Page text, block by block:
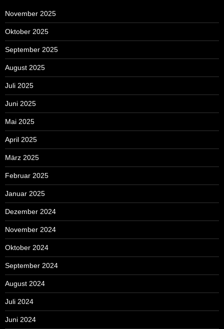
November 2025
Oktober 2025
September 2025
August 2025
Juli 2025
Juni 2025
Mai 2025
April 2025
März 2025
Februar 2025
Januar 2025
Dezember 2024
November 2024
Oktober 2024
September 2024
August 2024
Juli 2024
Juni 2024